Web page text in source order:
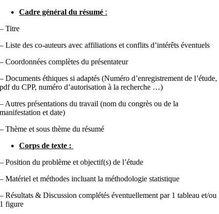
Cadre général du résumé :
– Titre
– Liste des co-auteurs avec affiliations et conflits d’intérêts éventuels
– Coordonnées complètes du présentateur
– Documents éthiques si adaptés (Numéro d’enregistrement de l’étude,
pdf du CPP, numéro d’autorisation à la recherche …)
– Autres présentations du travail (nom du congrès ou de la
manifestation et date)
– Thème et sous thème du résumé
Corps de texte :
– Position du problème et objectif(s) de l’étude
– Matériel et méthodes incluant la méthodologie statistique
– Résultats & Discussion complétés éventuellement par 1 tableau et/ou
1 figure